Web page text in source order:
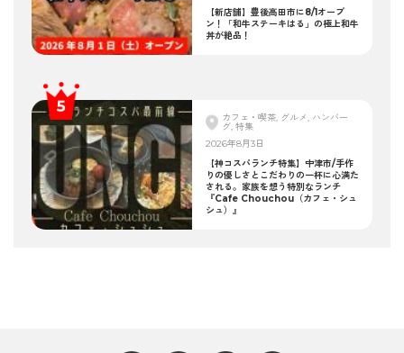
【新店舗】豊後高田市に8/1オープ
ン！「和牛ステーキはる」の極上和牛
丼が絶品！
カフェ・喫茶, グルメ, ハンバー
グ, 特集
2026年8月3日
【神コスパランチ特集】中津市/手作
りの優しさとこだわりの一杯に心満た
される。家族を想う特別なランチ
『Cafe Chouchou（カフェ・シュ
シュ）』